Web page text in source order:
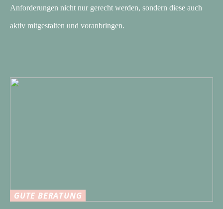
Anforderungen nicht nur gerecht werden, sondern diese auch
aktiv mitgestalten und voranbringen.
GUTE BERATUNG